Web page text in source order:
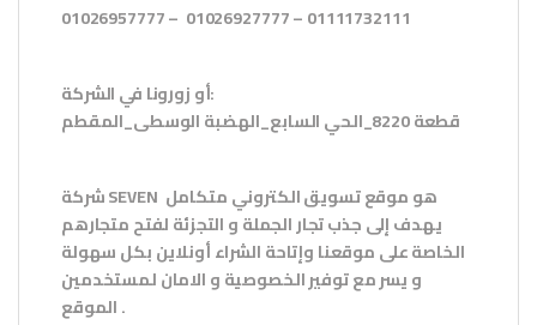
01026957777 – 01026927777 – 01111732111
أو زورونا في الشركة:
قطعة 8220_الحي السابع_الهضبة الوسطى_المقطم
شركةSEVEN هو موقع تسويق الكتروني متكامل
يهدف إلى جذب تجار الجملة و التجزئة لفتح متجارهم
الخاصة على موقعنا وإتاحة الشراء أونلاين بكل سهولة
و يسر مع توفير الخصوصية و الامان لمستخدمين
الموقع.